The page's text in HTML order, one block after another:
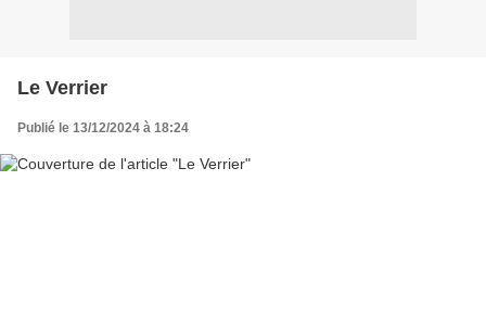
Le Verrier
Publié le 13/12/2024 à 18:24